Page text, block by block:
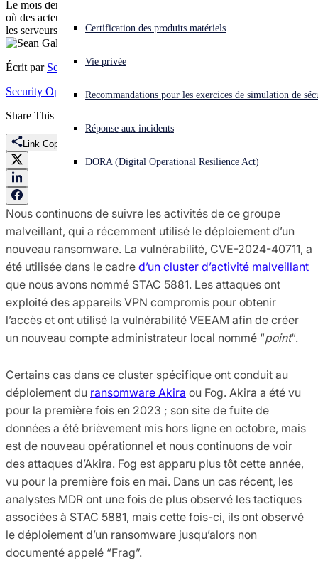
Vous subissez une cyberattaque ? Obtenez une aide immédiate.
Se connecter
Français Open language switcher
Certification des produits matériels
Vie privée
Recommandations pour les exercices de simulation de
Réponse aux incidents
DORA (Digital Operational Resilience Act)
Le mois dernier, Sophos X-Ops ont signalé plusieurs cas de MDR
où des acteurs malveillants avaient exploité une vulnérabilité dans
les serveurs de sauvegarde Veeam
Écrit par Sean Gallagher
Security OperationsThreat Research
Share This
Link Copied
Nous continuons de suivre les activités de ce groupe
malveillant, qui a récemment utilisé le déploiement d’un
nouveau ransomware. La vulnérabilité, CVE-2024-40711, a
été utilisée dans le cadre d’un cluster d’activité malveillant
que nous avons nommé STAC 5881. Les attaques ont
exploité des appareils VPN compromis pour obtenir
l’accès et ont utilisé la vulnérabilité VEEAM afin de créer
un nouveau compte administrateur local nommé “point“.
Certains cas dans ce cluster spécifique ont conduit au
déploiement du ransomware Akira ou Fog. Akira a été vu
pour la première fois en 2023 ; son site de fuite de
données a été brièvement mis hors ligne en octobre, mais
est de nouveau opérationnel et nous continuons de voir
des attaques d’Akira. Fog est apparu plus tôt cette année,
vu pour la première fois en mai. Dans un cas récent, les
analystes MDR ont une fois de plus observé les tactiques
associées à STAC 5881, mais cette fois-ci, ils ont observé
le déploiement d’un ransomware jusqu’alors non
documenté appelé “Frag”.